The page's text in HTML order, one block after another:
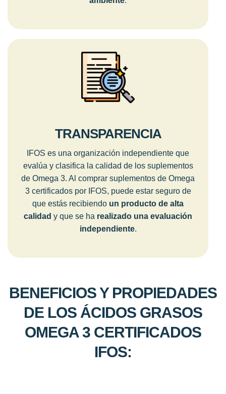
TRANSPARENCIA
IFOS es una organización independiente que
evalúa y clasifica la calidad de los suplementos
de Omega 3. Al comprar suplementos de Omega
3 certificados por IFOS, puede estar seguro de
que estás recibiendo un producto de alta
calidad y que se ha realizado una evaluación
independiente.
BENEFICIOS Y PROPIEDADES
DE LOS ÁCIDOS GRASOS
OMEGA 3 CERTIFICADOS
IFOS: